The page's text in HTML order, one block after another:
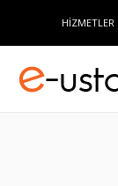
HİZMETLER